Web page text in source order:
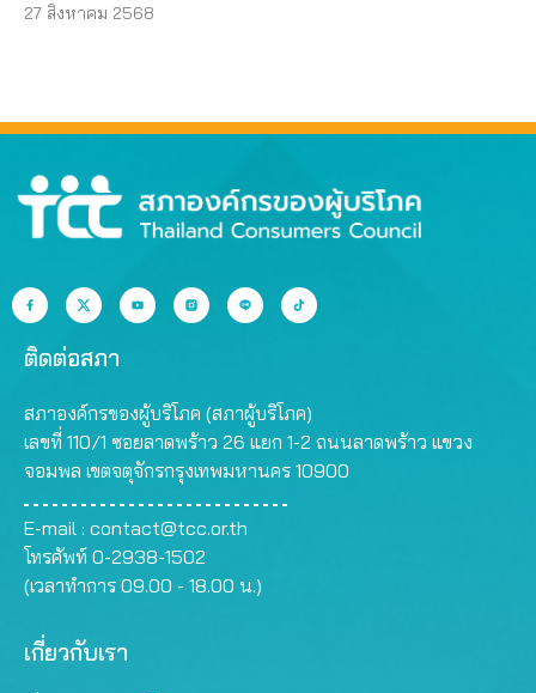
27 สิงหาคม 2568
ติดต่อสภา
สภาองค์กรของผู้บริโภค (สภาผู้บริโภค)
เลขที่ 110/1 ซอยลาดพร้าว 26 แยก 1-2 ถนนลาดพร้าว แขวง
จอมพล เขตจตุจักรกรุงเทพมหานคร 10900
E-mail : contact@tcc.or.th
โทรศัพท์ 0-2938-1502
(เวลาทำการ 09.00 - 18.00 น.)
เกี่ยวกับเรา